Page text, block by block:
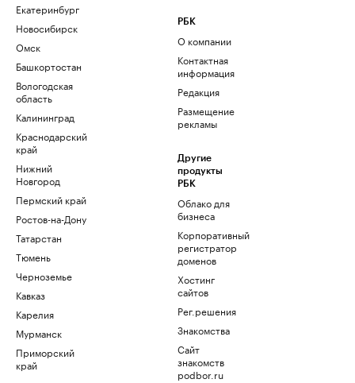
Екатеринбург
Новосибирск
Омск
Башкортостан
Вологодская
область
Калининград
Краснодарский
край
Нижний
Новгород
Пермский край
Ростов-на-Дону
Татарстан
Тюмень
Черноземье
Кавказ
Карелия
Мурманск
Приморский
край
РБК
О компании
Контактная
информация
Редакция
Размещение
рекламы
Другие
продукты
РБК
Облако для
бизнеса
Корпоративный
регистратор
доменов
Хостинг
сайтов
Рег.решения
Знакомства
Сайт
знакомств
podbor.ru